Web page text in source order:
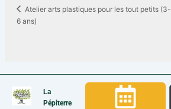
Atelier arts plastiques pour les tout petits (3-
6 ans)
La
Pépiterre